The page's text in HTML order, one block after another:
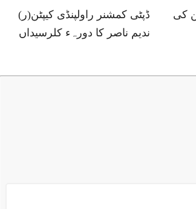
کی
ڈپٹی کمشنر راولپنڈی کیپٹن(ر)
ندیم ناصر کا دورہء کلرسیداں